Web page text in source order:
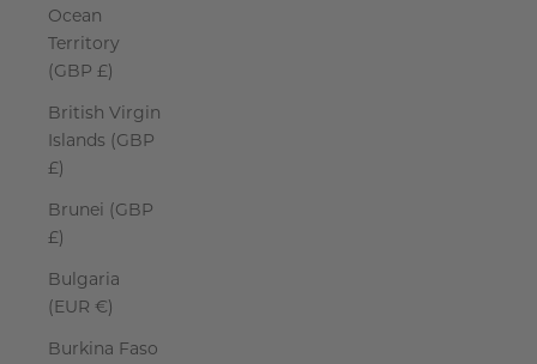
Ocean
Territory
(GBP £)
British Virgin
Islands (GBP
£)
Brunei (GBP
£)
Bulgaria
(EUR €)
Burkina Faso